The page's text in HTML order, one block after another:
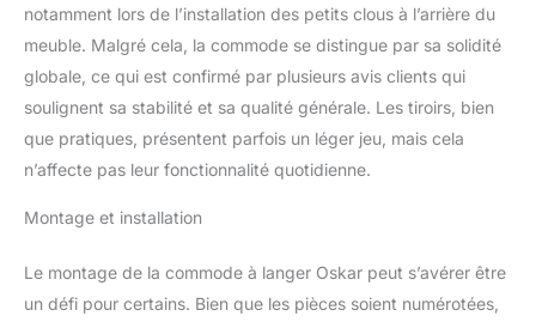
notamment lors de l’installation des petits clous à l’arrière du
meuble. Malgré cela, la commode se distingue par sa solidité
globale, ce qui est confirmé par plusieurs avis clients qui
soulignent sa stabilité et sa qualité générale. Les tiroirs, bien
que pratiques, présentent parfois un léger jeu, mais cela
n’affecte pas leur fonctionnalité quotidienne.
Montage et installation
Le montage de la commode à langer Oskar peut s’avérer être
un défi pour certains. Bien que les pièces soient numérotées,